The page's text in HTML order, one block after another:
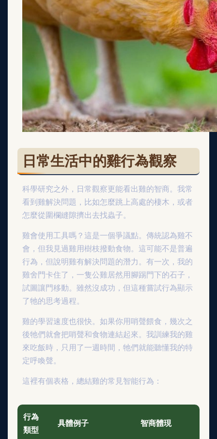
日常生活中的雞行為觀察
科學研究之外，日常觀察更能看出雞的智商。我常
看到雞解決問題，比如怎麼跳上高處的棲木，或者
怎麼從圍欄縫隙擠出去找蟲子。
雞會使用工具嗎？這是一個爭議點。傳統認為雞不
會，但我見過雞用樹枝撥動食物。這可能不是普遍
行為，但說明雞有解決問題的潛力。有一次，我的
雞舍門卡住了，一隻公雞居然用腳踢門下的石子，
試圖讓門移動。雖然沒成功，但這種嘗試行為顯示
了牠的思考過程。
雞的學習速度也很快。如果你用哨聲餵食，幾次之
後牠們就會把哨聲和食物連結起來。我訓練我的雞
來吃飯時，只用了一週時間，牠們就能聽懂我的特
定呼喚聲。
這裡有個表格，總結雞的常見智能行為：
行為
類型
具體例子 智商體現